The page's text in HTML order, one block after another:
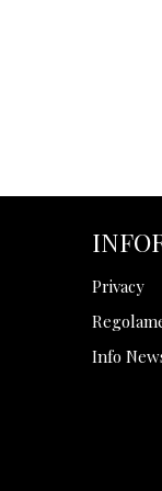
Privacy
Info